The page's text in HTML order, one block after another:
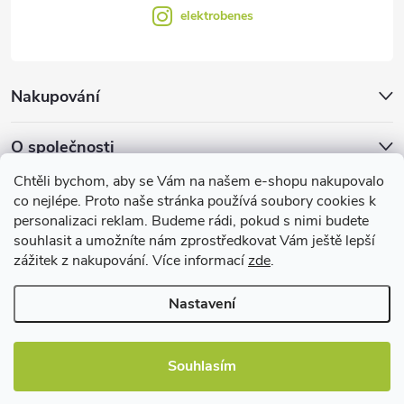
Chtěli bychom, aby se Vám na našem e-shopu nakupovalo
co nejlépe. Proto naše stránka používá soubory cookies k
personalizaci reklam. Budeme rádi, pokud s nimi budete
souhlasit a umožníte nám zprostředkovat Vám ještě lepší
zážitek z nakupování. Více informacízde.
Nastavení
Souhlasím
Nakupování
O společnosti
Facebook
elektrobenes
Užitečné informace